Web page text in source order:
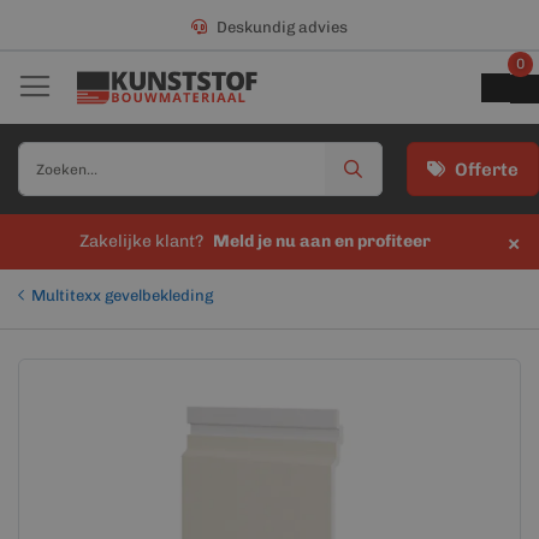
Deskundig advies
Offerte
0
Zakelijke klant? Meld je nu aan en profiteer ×
Multitexx gevelbekleding